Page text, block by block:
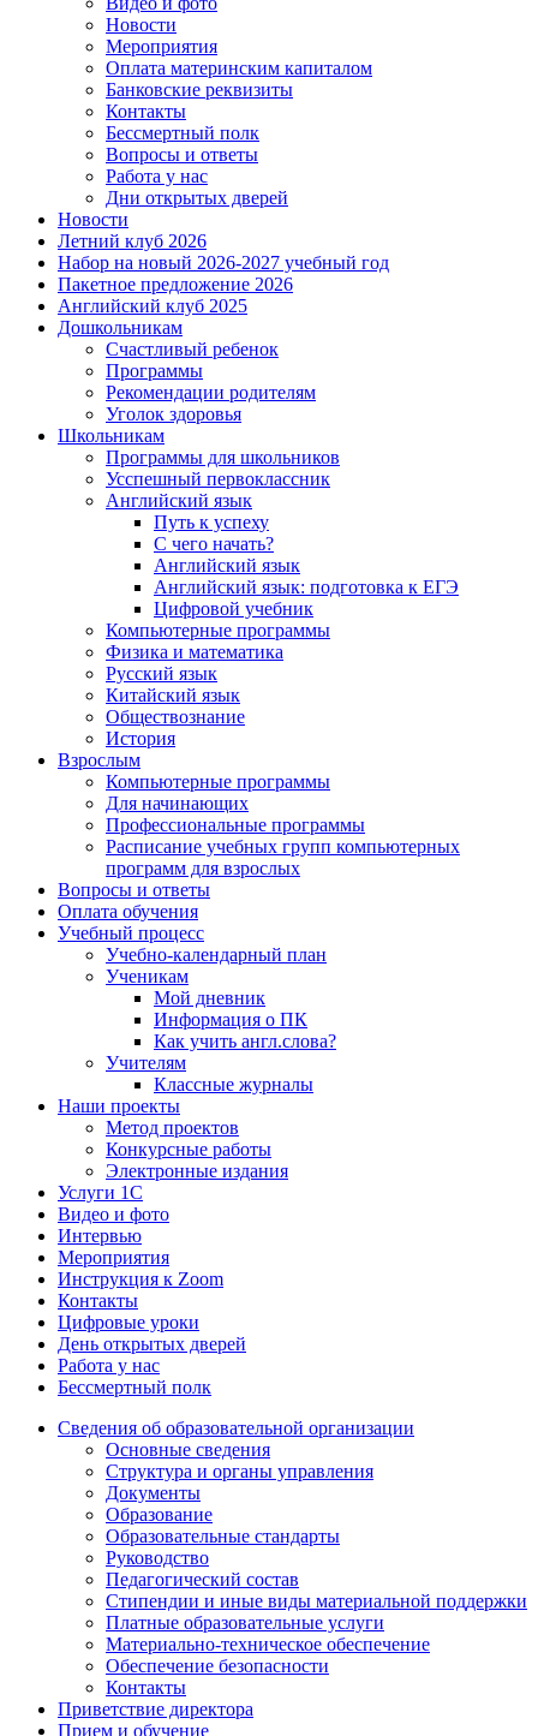
Новости
Мероприятия
Оплата материнским капиталом
Банковские реквизиты
Контакты
Бессмертный полк
Вопросы и ответы
Работа у нас
Дни открытых дверей
Новости
Летний клуб 2026
Набор на новый 2026-2027 учебный год
Пакетное предложение 2026
Английский клуб 2025
Дошкольникам
Счастливый ребенок
Программы
Рекомендации родителям
Уголок здоровья
Школьникам
Программы для школьников
Усспешный первоклассник
Английский язык
Путь к успеху
С чего начать?
Английский язык
Английский язык: подготовка к ЕГЭ
Цифровой учебник
Компьютерные программы
Физика и математика
Русский язык
Китайский язык
Обществознание
История
Взрослым
Компьютерные программы
Для начинающих
Профессиональные программы
Расписание учебных групп компьютерных
программ для взрослых
Вопросы и ответы
Оплата обучения
Учебный процесс
Учебно-календарный план
Ученикам
Мой дневник
Информация о ПК
Как учить англ.слова?
Учителям
Классные журналы
Наши проекты
Метод проектов
Конкурсные работы
Электронные издания
Услуги 1C
Видео и фото
Интервью
Мероприятия
Инструкция к Zoom
Контакты
Цифровые уроки
День открытых дверей
Работа у нас
Бессмертный полк
Сведения об образовательной организации
Основные сведения
Структура и органы управления
Документы
Образование
Образовательные стандарты
Руководство
Педагогический состав
Стипендии и иные виды материальной поддержки
Платные образовательные услуги
Материально-техническое обеспечение
Обеспечение безопасности
Контакты
Приветствие директора
Прием и обучение